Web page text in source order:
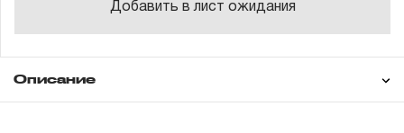
Добавить в лист ожидания
Описание